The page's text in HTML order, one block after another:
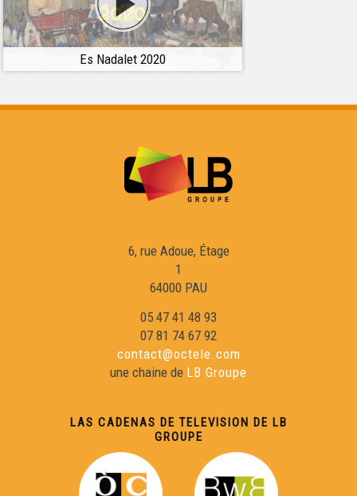
Es Nadalet 2020
6, rue Adoue, Étage
1
64000 PAU
05 47 41 48 93
07 81 74 67 92
contact@octele.com
une chaine de LB Groupe
LAS CADENAS DE TELEVISION DE LB
GROUPE